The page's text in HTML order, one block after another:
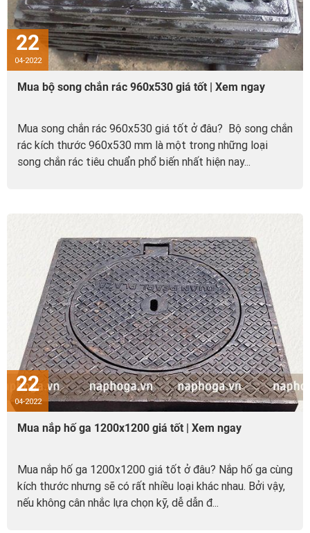
22
04-2022
Mua bộ song chắn rác 960x530 giá tốt | Xem ngay
Mua song chắn rác 960x530 giá tốt ở đâu? Bộ song chắn
rác kích thước 960x530 mm là một trong những loại
song chắn rác tiêu chuẩn phổ biến nhất hiện nay...
22
04-2022
Mua nắp hố ga 1200x1200 giá tốt | Xem ngay
Mua nắp hố ga 1200x1200 giá tốt ở đâu? Nắp hố ga cùng
kích thước nhưng sẽ có rất nhiều loại khác nhau. Bởi vậy,
nếu không cân nhắc lựa chọn kỹ, dễ dẫn đ...